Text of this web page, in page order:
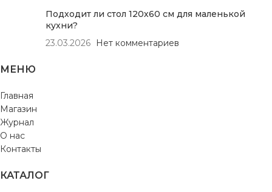
Подходит ли стол 120х60 см для маленькой
кухни?
23.03.2026
Нет комментариев
МЕНЮ
Главная
Магазин
Журнал
О нас
Контакты
КАТАЛОГ